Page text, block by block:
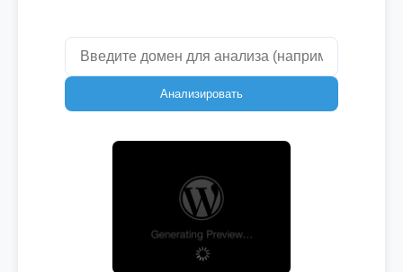
Анализировать